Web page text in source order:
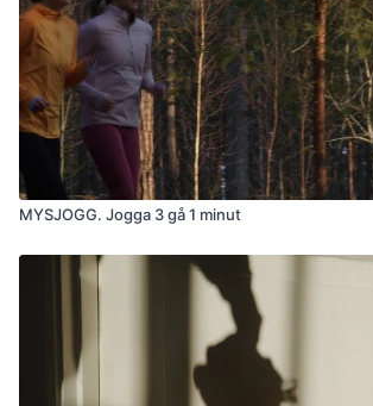
MYSJOGG. Jogga 3 gå 1 minut